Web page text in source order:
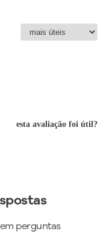
esta avaliação foi útil?
perguntas